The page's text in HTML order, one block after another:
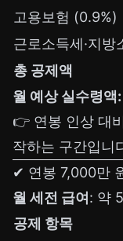
고용보험 (0.9%)
근로소득세·지
총 공제액
월 예상 실수령
👉 연봉 인상 대
작하는 구간입니
✔ 연봉 7,000만
월 세전 급여 : 약
공제 항목